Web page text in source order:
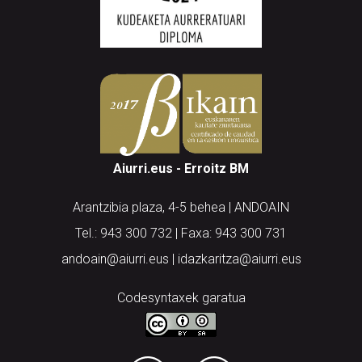
Aiurri.eus - Erroitz BM
Arantzibia plaza, 4-5 behea | ANDOAIN
Tel.: 943 300 732 | Faxa: 943 300 731
andoain@aiurri.eus | idazkaritza@aiurri.eus
Codesyntaxek garatua